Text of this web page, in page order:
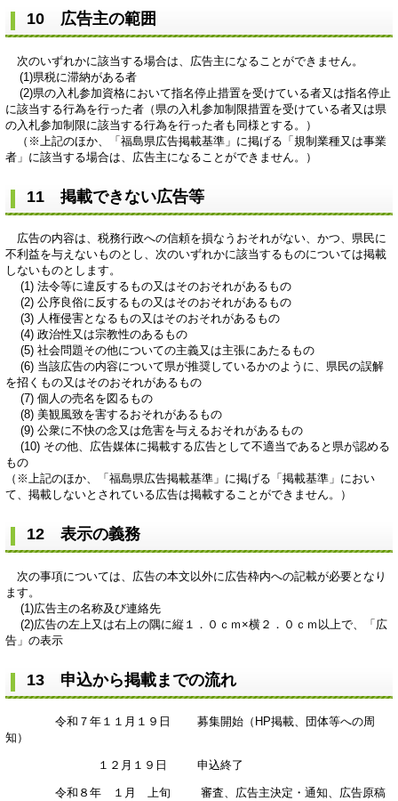
10 広告主の範囲
次のいずれかに該当する場合は、広告主になることができません。
(1)県税に滞納がある者
(2)県の入札参加資格において指名停止措置を受けている者又は指名停止
に該当する行為を行った者（県の入札参加制限措置を受けている者又は県
の入札参加制限に該当する行為を行った者も同様とする。）
（※上記のほか、「福島県広告掲載基準」に掲げる「規制業種又は事業
者」に該当する場合は、広告主になることができません。）
11 掲載できない広告等
広告の内容は、税務行政への信頼を損なうおそれがない、かつ、県民に
不利益を与えないものとし、次のいずれかに該当するものについては掲載
しないものとします。
(1) 法令等に違反するもの又はそのおそれがあるもの
(2) 公序良俗に反するもの又はそのおそれがあるもの
(3) 人権侵害となるもの又はそのおそれがあるもの
(4) 政治性又は宗教性のあるもの
(5) 社会問題その他についての主義又は主張にあたるもの
(6) 当該広告の内容について県が推奨しているかのように、県民の誤解
を招くもの又はそのおそれがあるもの
(7) 個人の売名を図るもの
(8) 美観風致を害するおそれがあるもの
(9) 公衆に不快の念又は危害を与えるおそれがあるもの
(10) その他、広告媒体に掲載する広告として不適当であると県が認める
もの
（※上記のほか、「福島県広告掲載基準」に掲げる「掲載基準」におい
て、掲載しないとされている広告は掲載することができません。）
12 表示の義務
次の事項については、広告の本文以外に広告枠内への記載が必要となり
ます。
(1)広告主の名称及び連絡先
(2)広告の左上又は右上の隅に縦１．０ｃｍ×横２．０ｃｍ以上で、「広
告」の表示
13 申込から掲載までの流れ
令和７年１１月１９日 募集開始（HP掲載、団体等への周
知）
１２月１９日 申込終了
令和８年 １月 上旬 審査、広告主決定・通知、広告原稿